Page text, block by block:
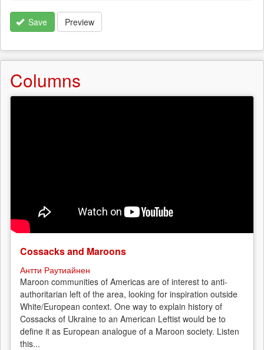
Save Preview
Columns
Cossacks and Maroons
Антти Раутиайнен
Maroon communities of Americas are of interest to anti-
authoritarian left of the area, looking for inspiration outside
White/European context. One way to explain history of
Cossacks of Ukraine to an American Leftist would be to
define it as European analogue of a Maroon society. Listen
this...